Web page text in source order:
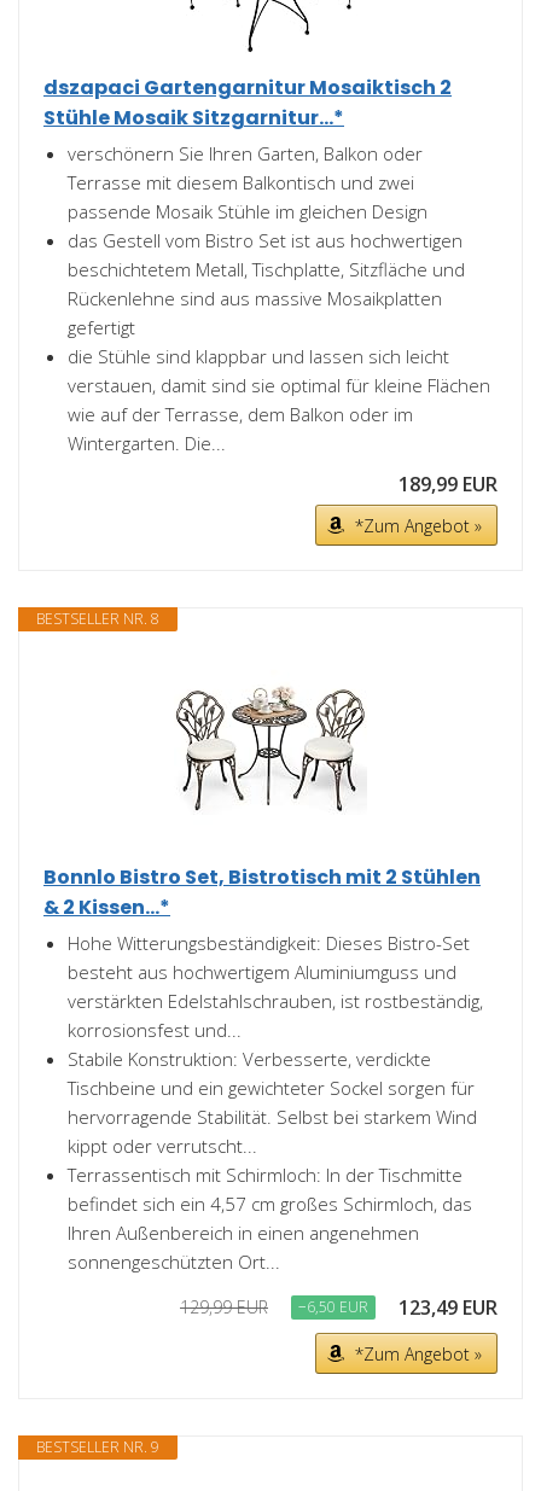
dszapaci Gartengarnitur Mosaiktisch 2
Stühle Mosaik Sitzgarnitur...*
verschönern Sie Ihren Garten, Balkon oder
Terrasse mit diesem Balkontisch und zwei
passende Mosaik Stühle im gleichen Design
das Gestell vom Bistro Set ist aus hochwertigen
beschichtetem Metall, Tischplatte, Sitzfläche und
Rückenlehne sind aus massive Mosaikplatten
gefertigt
die Stühle sind klappbar und lassen sich leicht
verstauen, damit sind sie optimal für kleine Flächen
wie auf der Terrasse, dem Balkon oder im
Wintergarten. Die...
189,99 EUR
*Zum Angebot »
BESTSELLER NR. 8
Bonnlo Bistro Set, Bistrotisch mit 2 Stühlen
& 2 Kissen...*
Hohe Witterungsbeständigkeit: Dieses Bistro-Set
besteht aus hochwertigem Aluminiumguss und
verstärkten Edelstahlschrauben, ist rostbeständig,
korrosionsfest und...
Stabile Konstruktion: Verbesserte, verdickte
Tischbeine und ein gewichteter Sockel sorgen für
hervorragende Stabilität. Selbst bei starkem Wind
kippt oder verrutscht...
Terrassentisch mit Schirmloch: In der Tischmitte
befindet sich ein 4,57 cm großes Schirmloch, das
Ihren Außenbereich in einen angenehmen
sonnengeschützten Ort...
129,99 EUR −6,50 EUR 123,49 EUR
*Zum Angebot »
BESTSELLER NR. 9